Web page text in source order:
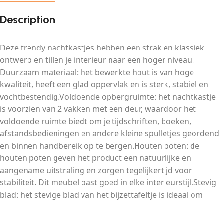
Description
Deze trendy nachtkastjes hebben een strak en klassiek
ontwerp en tillen je interieur naar een hoger niveau.
Duurzaam materiaal: het bewerkte hout is van hoge
kwaliteit, heeft een glad oppervlak en is sterk, stabiel en
vochtbestendig.Voldoende opbergruimte: het nachtkastje
is voorzien van 2 vakken met een deur, waardoor het
voldoende ruimte biedt om je tijdschriften, boeken,
afstandsbedieningen en andere kleine spulletjes geordend
en binnen handbereik op te bergen.Houten poten: de
houten poten geven het product een natuurlijke en
aangename uitstraling en zorgen tegelijkertijd voor
stabiliteit. Dit meubel past goed in elke interieurstijl.Stevig
blad: het stevige blad van het bijzettafeltje is ideaal om